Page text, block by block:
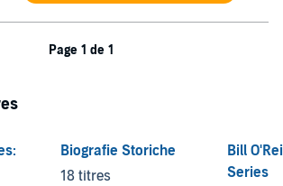
Page 1 de 1
Biografie Storiche
18 titres
Bill
Series